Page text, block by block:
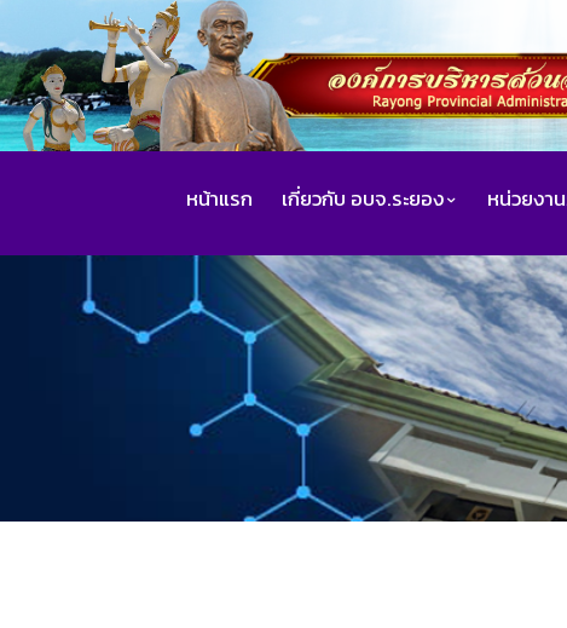
หน้าแรก เกี่ยวกับ อบจ.ระยอง หน่วยงา